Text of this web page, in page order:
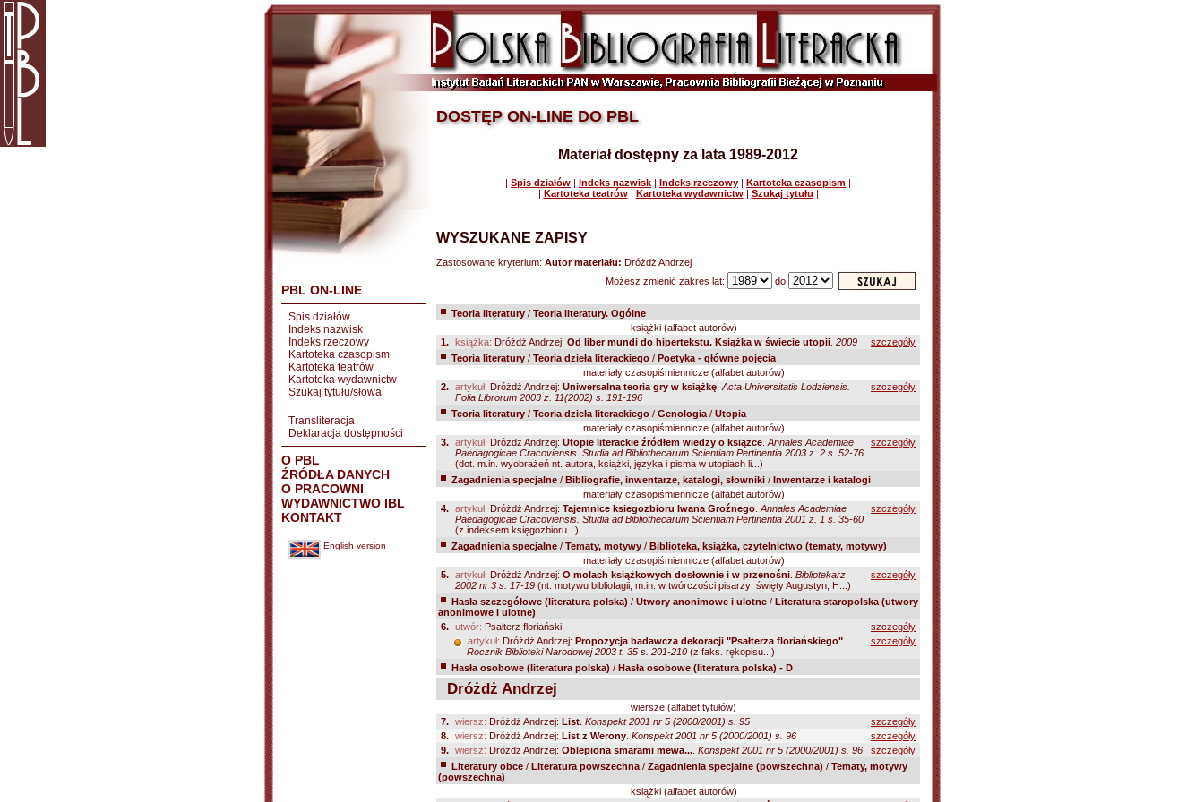
PBL ON-LINE
Spis działów
Indeks nazwisk
Indeks rzeczowy
Kartoteka czasopism
Kartoteka teatrów
Kartoteka wydawnictw
Szukaj tytułu/słowa
Transliteracja
Deklaracja dostępności
O PBL
ŹRÓDŁA DANYCH
O PRACOWNI
WYDAWNICTWO IBL
KONTAKT
English version
DOSTĘP ON-LINE DO PBL
Materiał dostępny za lata 1989-2012
| Spis działów | Indeks nazwisk | Indeks rzeczowy | Kartoteka czasopism |
| Kartoteka teatrów| Kartoteka wydawnictw| Szukaj tytułu |
WYSZUKANE ZAPISY
Zastosowane kryterium: Autor materiału: Dróżdż Andrzej
Możesz zmienić zakres lat:
do
Teoria literatury / Teoria literatury. Ogólne
książki (alfabet autorów)
1. książka: Dróżdż Andrzej: Od liber mundi do hipertekstu. Książka w świecie utopii 2009
szczegóły
Teoria literatury / Teoria dzieła literackiego / Poetyka - główne pojęcia
materiały czasopiśmiennicze (alfabet autorów)
2. artykuł: Dróżdż Andrzej: Uniwersalna teoria gry w książkę Acta Universitatis Lodziensis.
Folia Librorum 2003 z. 11(2002) s. 191-196
szczegóły
Teoria literatury / Teoria dzieła literackiego / Genologia / Utopia
materiały czasopiśmiennicze (alfabet autorów)
3. artykuł: Dróżdż Andrzej: Utopie literackie źródłem wiedzy o książce Annales Academiae
Paedagogicae Cracoviensis. Studia ad Bibliothecarum Scientiam Pertinentia 2003 z. 2 s. 52-76
(dot. m.in. wyobrażeń nt. autora, książki, języka i pisma w utopiach li...)
szczegóły
Zagadnienia specjalne / Bibliografie, inwentarze, katalogi, słowniki / Inwentarze i katalogi
materiały czasopiśmiennicze (alfabet autorów)
4. artykuł: Dróżdż Andrzej: Tajemnice ksiegozbioru Iwana Groźnego Annales Academiae
Paedagogicae Cracoviensis. Studia ad Bibliothecarum Scientiam Pertinentia 2001 z. 1 s. 35-60
(z indeksem księgozbioru...)
szczegóły
Zagadnienia specjalne / Tematy, motywy / Biblioteka, książka, czytelnictwo (tematy, motywy)
materiały czasopiśmiennicze (alfabet autorów)
5. artykuł: Dróżdż Andrzej: O molach książkowych dosłownie i w przenośni Bibliotekarz
2002 nr 3 s. 17-19 (nt. motywu bibliofagii; m.in. w twórczości pisarzy: święty Augustyn, H...)
szczegóły
Hasła szczegółowe (literatura polska) / Utwory anonimowe i ulotne / Literatura staropolska (utwory
anonimowe i ulotne)
6. utwór: Psałterz floriański
szczegóły
artykuł: Dróżdż Andrzej: Propozycja badawcza dekoracji "Psałterza floriańskiego"
Rocznik Biblioteki Narodowej 2003 t. 35 s. 201-210 (z faks. rękopisu...)
szczegóły
Hasła osobowe (literatura polska) / Hasła osobowe (literatura polska) - D
Dróżdż Andrzej
wiersze (alfabet tytułów)
7. wiersz: Dróżdż Andrzej: List Konspekt 2001 nr 5 (2000/2001) s. 95
szczegóły
8. wiersz: Dróżdż Andrzej: List z Werony Konspekt 2001 nr 5 (2000/2001) s. 96
szczegóły
9. wiersz: Dróżdż Andrzej: Oblepiona smarami mewa... Konspekt 2001 nr 5 (2000/2001) s. 96
szczegóły
Literatury obce / Literatura powszechna / Zagadnienia specjalne (powszechna) / Tematy, motywy
(powszechna)
książki (alfabet autorów)